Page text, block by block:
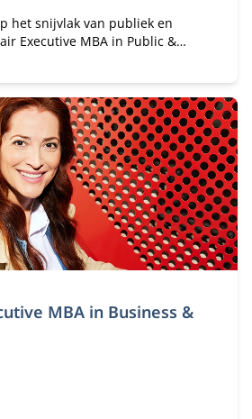
het snijvlak van publiek en
Executive MBA in Public &
MBA in Business &